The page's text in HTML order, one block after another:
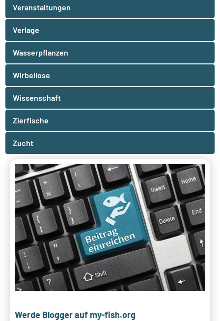
Veranstaltungen
Verlage
Wasserpflanzen
Wirbellose
Wissenschaft
Zierfische
Zucht
Werde Blogger auf my-fish.org